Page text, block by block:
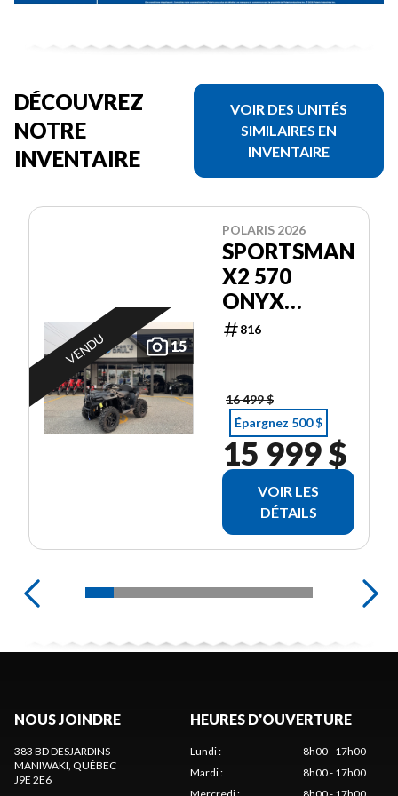
DÉCOUVREZ
NOTRE
INVENTAIRE
VOIR DES UNITÉS
SIMILAIRES EN
INVENTAIRE
15
VENDU
POLARIS 2026
SPORTSMAN
X2 570
ONYX
BLACK
816
16 499 $
Épargnez 500 $
15 999 $
VOIR LES
DÉTAILS
NOUS JOINDRE
383 BD DESJARDINS
MANIWAKI, QUÉBEC
J9E 2E6
HEURES D'OUVERTURE
Lundi:
8h00 - 17h00
Mardi:
8h00 - 17h00